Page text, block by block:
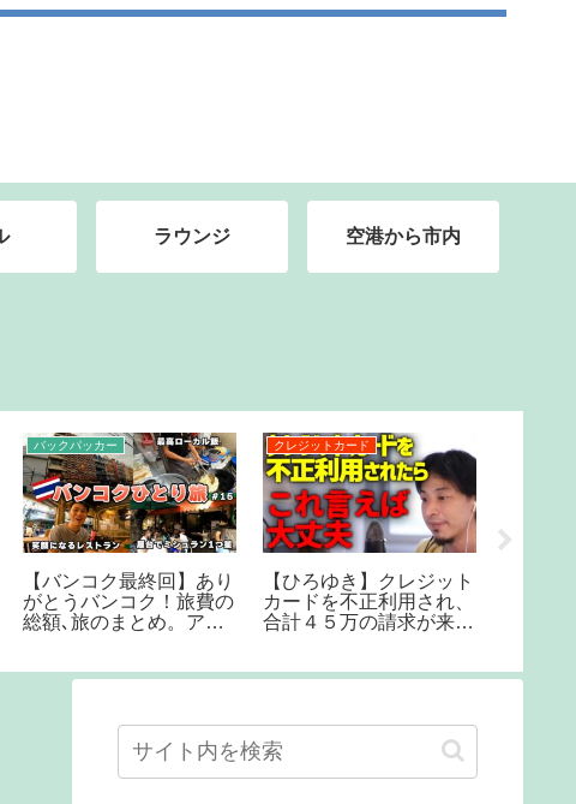
ラウンジ 空港から市内
バックパッカー
【バンコク最終回】あり
がとうバンコク！旅費の
総額､旅のまとめ。アラ
ク #15
クレジットカード
【ひろゆき】クレジット
カードを不正利用され、
合計４５万の請求が来ま